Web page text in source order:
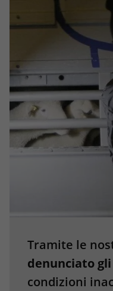
Tramite le
denunciato
condizioni